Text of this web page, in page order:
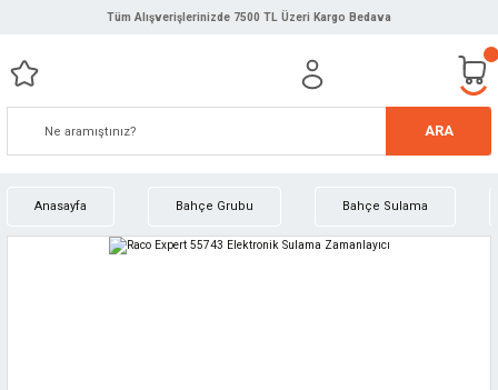
Tüm Alışverişlerinizde 7500 TL Üzeri Kargo Bedava
ARA
Anasayfa Bahçe Grubu Bahçe Sulama